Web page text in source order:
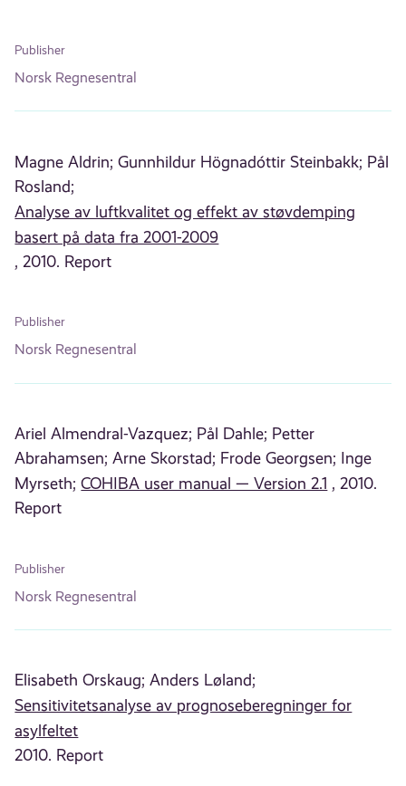
Publisher
Norsk Regnesentral
Magne Aldrin; Gunnhildur Högnadóttir Steinbakk; Pål
Rosland;
Analyse av luftkvalitet og effekt av støvdemping
basert på data fra 2001-2009
, 2010. Report
Publisher
Norsk Regnesentral
Ariel Almendral-Vazquez; Pål Dahle; Petter
Abrahamsen; Arne Skorstad; Frode Georgsen; Inge
Myrseth; COHIBA user manual — Version 2.1 , 2010.
Report
Publisher
Norsk Regnesentral
Elisabeth Orskaug; Anders Løland;
Sensitivitetsanalyse av prognoseberegninger for
asylfeltet
2010. Report